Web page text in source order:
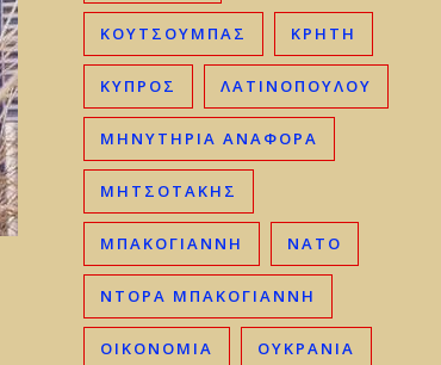
ΚΟΥΤΣΟΥΜΠΑΣ ΚΡΉΤΗ
ΚΎΠΡΟΣ ΛΑΤΙΝΟΠΟΥΛΟΥ
ΜΗΝΥΤΗΡΙΑ ΑΝΑΦΟΡΑ
ΜΗΤΣΟΤΆΚΗΣ
ΜΠΑΚΟΓΙΆΝΝΗ ΝΑΤΟ
ΝΤΟΡΑ ΜΠΑΚΟΓΙΑΝΝΗ
ΟΙΚΟΝΟΜΊΑ ΟΥΚΡΑΝΊΑ